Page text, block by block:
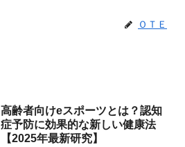
ＯＴＥ
高齢者向けeスポーツとは？認知
症予防に効果的な新しい健康法
【2025年最新研究】